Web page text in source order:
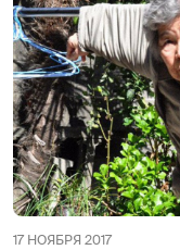
17 НОЯБРЯ 2017